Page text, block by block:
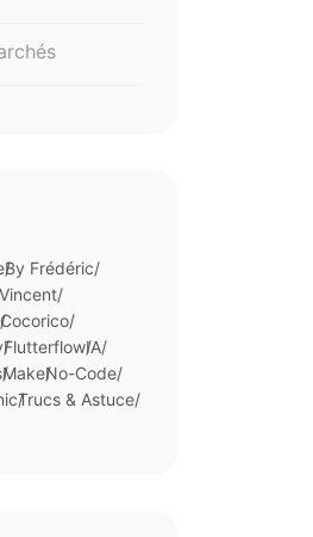
By Frédéric
Cocorico
FlutterflowIA
MakeNo-Code
Trucs & Astuce